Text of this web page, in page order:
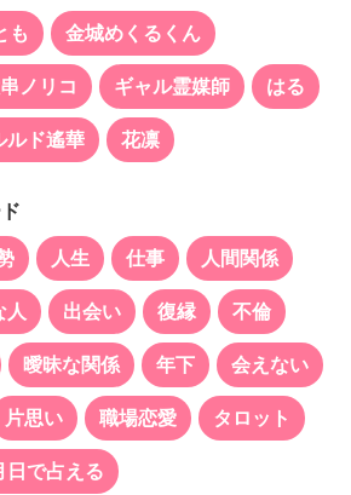
も 金城めくるくん
ノリコ ギャル霊媒師 はる
ルド遙華 花凛
人生 仕事 人間関係
人 出会い 復縁 不倫
曖昧な関係 年下 会えない
片思い 職場恋愛 タロット
日で占える